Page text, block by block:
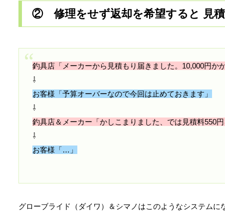
② 修理をせず返却を希望すると 見積
釣具店「メーカーから見積もり届きました。10,000円か
⇩
お客様「予算オーバーなので今回は止めておきます」
⇩
釣具店＆メーカー「かしこまりました、では見積料550円
⇩
お客様「…」
グローブライド（ダイワ）＆シマノはこのようなシステムに